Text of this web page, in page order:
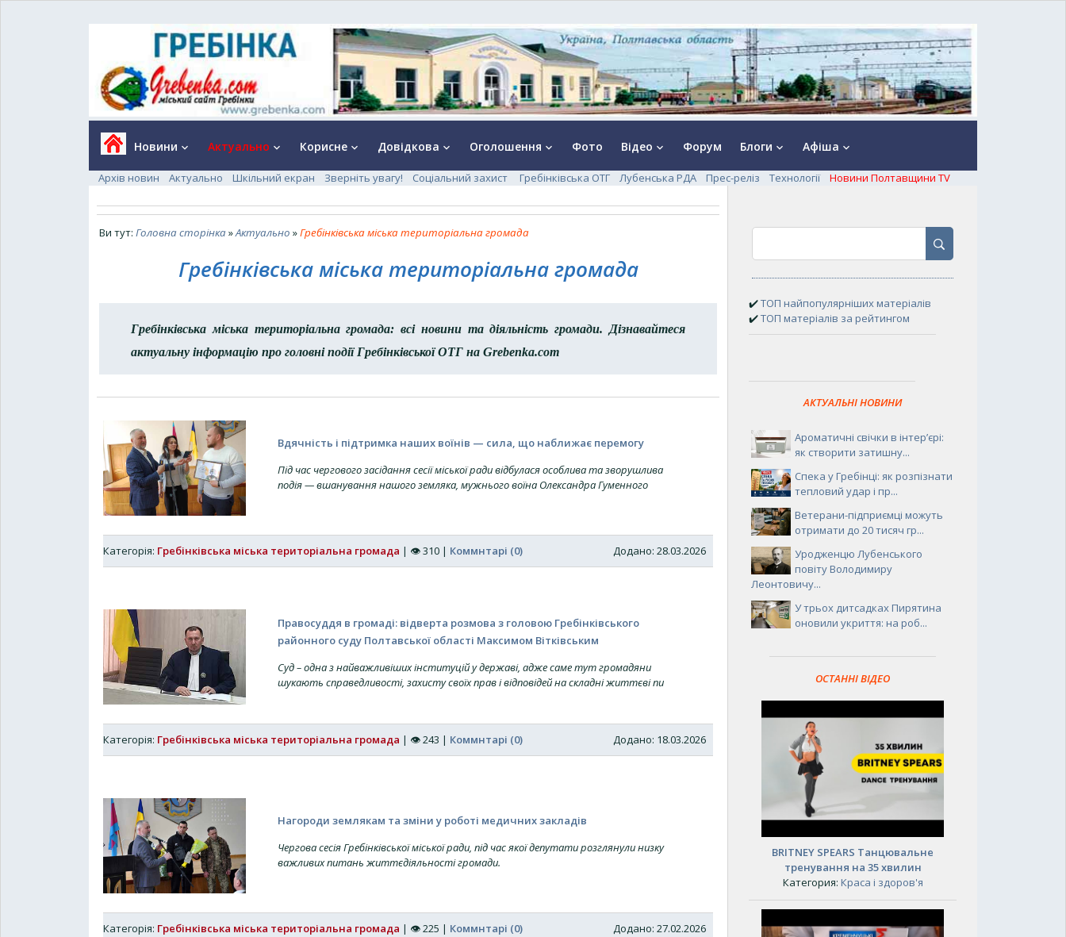
Новини keyboard_arrow_down Актуально keyboard_arrow_down Корисне keyboard_arrow_down Довідкова keyboard_arrow_down Оголошення keyboard_arrow_down Фото Відео keyboard_arrow_down Форум Блоги keyboard_arrow_down Афіша keyboard_arrow_down
Архів новин Актуально Шкільний екран Зверніть увагу! Соціальний захист Гребінківська ОТГ Лубенська РДА Прес-реліз Технології Новини Полтавщини TV
Ви тут: Головна сторінка»Актуально »Гребінківська міська територіальна громада
Гребінківська міська територіальна громада
Гребінківська міська територіальна громада: всі новини та діяльність громади. Дізнавайтеся
актуальну інформацію про головні події Гребінківської ОТГ на Grebenka.com
Вдячність і підтримка наших воїнів — сила, що наближає перемогу
Під час чергового засідання сесії міської ради відбулася особлива та зворушлива
подія — вшанування нашого земляка, мужнього воїна Олександра Гуменного
Додано: 28.03.2026
Категорія: Гребінківська міська територіальна громада | 👁310 | Коммнтарі (0)
Правосуддя в громаді: відверта розмова з головою Гребінківського
районного суду Полтавської області Максимом Вітківським
Суд – одна з найважливіших інституцій у державі, адже саме тут громадяни
шукають справедливості, захисту своїх прав і відповідей на складні життєві пи
Додано: 18.03.2026
Категорія: Гребінківська міська територіальна громада | 👁243 | Коммнтарі (0)
Нагороди землякам та зміни у роботі медичних закладів
Чергова сесія Гребінківської міської ради, під час якої депутати розглянули низку
важливих питань життєдіяльності громади.
Додано: 27.02.2026
Категорія: Гребінківська міська територіальна громада | 👁225 | Коммнтарі (0)
✔️ТОП найпопулярніших матеріалів
✔️ТОП матеріалів за рейтингом
АКТУАЛЬНІ НОВИНИ
Ароматичні свічки в інтер’єрі:
як створити затишну...
Спека у Гребінці: як розпізнати
тепловий удар і пр...
Ветерани-підприємці можуть
отримати до 20 тисяч гр...
Уродженцю Лубенського
повіту Володимиру
Леонтовичу...
У трьох дитсадках Пирятина
оновили укриття: на роб...
ОСТАННІ ВІДЕО
BRITNEY SPEARS Танцювальне
тренування на 35 хвилин
Категория: Краса і здоров'я